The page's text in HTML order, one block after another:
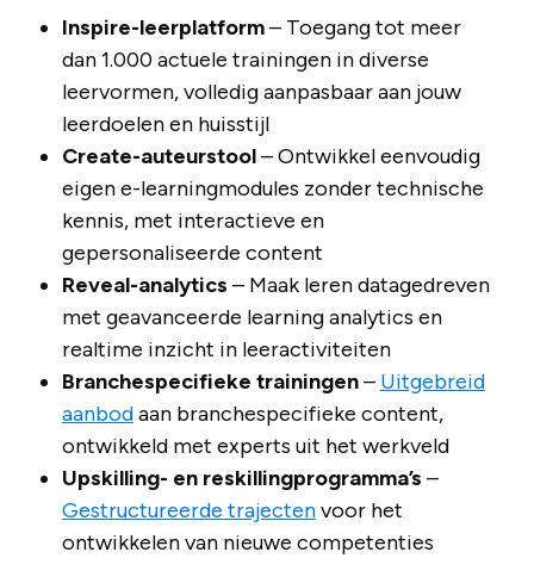
Inspire-leerplatform– Toegang tot meer
dan 1.000 actuele trainingen in diverse
leervormen, volledig aanpasbaar aan jouw
leerdoelen en huisstijl
Create-auteurstool– Ontwikkel eenvoudig
eigen e-learningmodules zonder technische
kennis, met interactieve en
gepersonaliseerde content
Reveal-analytics – Maak leren datagedreven
met geavanceerde learning analytics en
realtime inzicht in leeractiviteiten
Branchespecifieke trainingen– Uitgebreid
aanbodaan branchespecifieke content,
ontwikkeld met experts uit het werkveld
Upskilling- en reskillingprogramma’s –
Gestructureerde trajectenvoor het
ontwikkelen van nieuwe competenties